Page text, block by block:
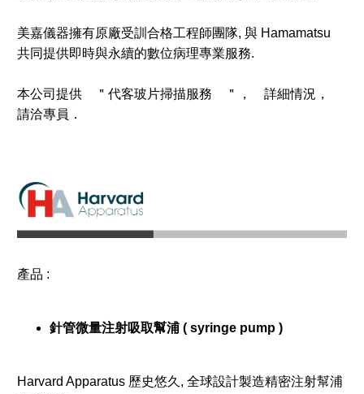
美嘉儀器擁有原廠受訓合格工程師團隊, 與 Hamamatsu
共同提供即時與永續的數位病理專業服務.
本公司提供 ＂代客玻片掃描服務 ＂， 詳細情況，
請洽專員．
產品 :
針管微量注射吸取幫浦 ( syringe pump )
Harvard Apparatus 歷史悠久, 全球設計製造精密注射幫浦